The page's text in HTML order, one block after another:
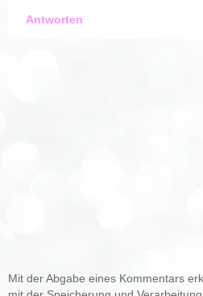
Antworten
Mit der Abgabe eines Kommentars